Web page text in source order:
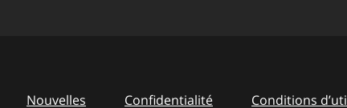
Nouvelles Confidentialité Conditions